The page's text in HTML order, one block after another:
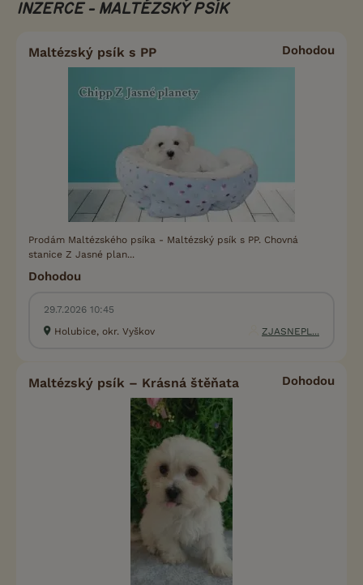
INZERCE - MALTÉZSKÝ PSÍK
Maltézský psík s PP Dohodou
Prodám Maltézského psíka - Maltézský psík s PP. Chovná
stanice Z Jasné plan...
Dohodou
29.7.2026 10:45
Holubice, okr. Vyškov
ZJASNEPL...
Maltézský psík – Krásná štěňata Dohodou